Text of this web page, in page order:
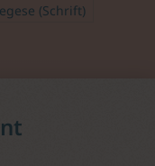
(Schrift)